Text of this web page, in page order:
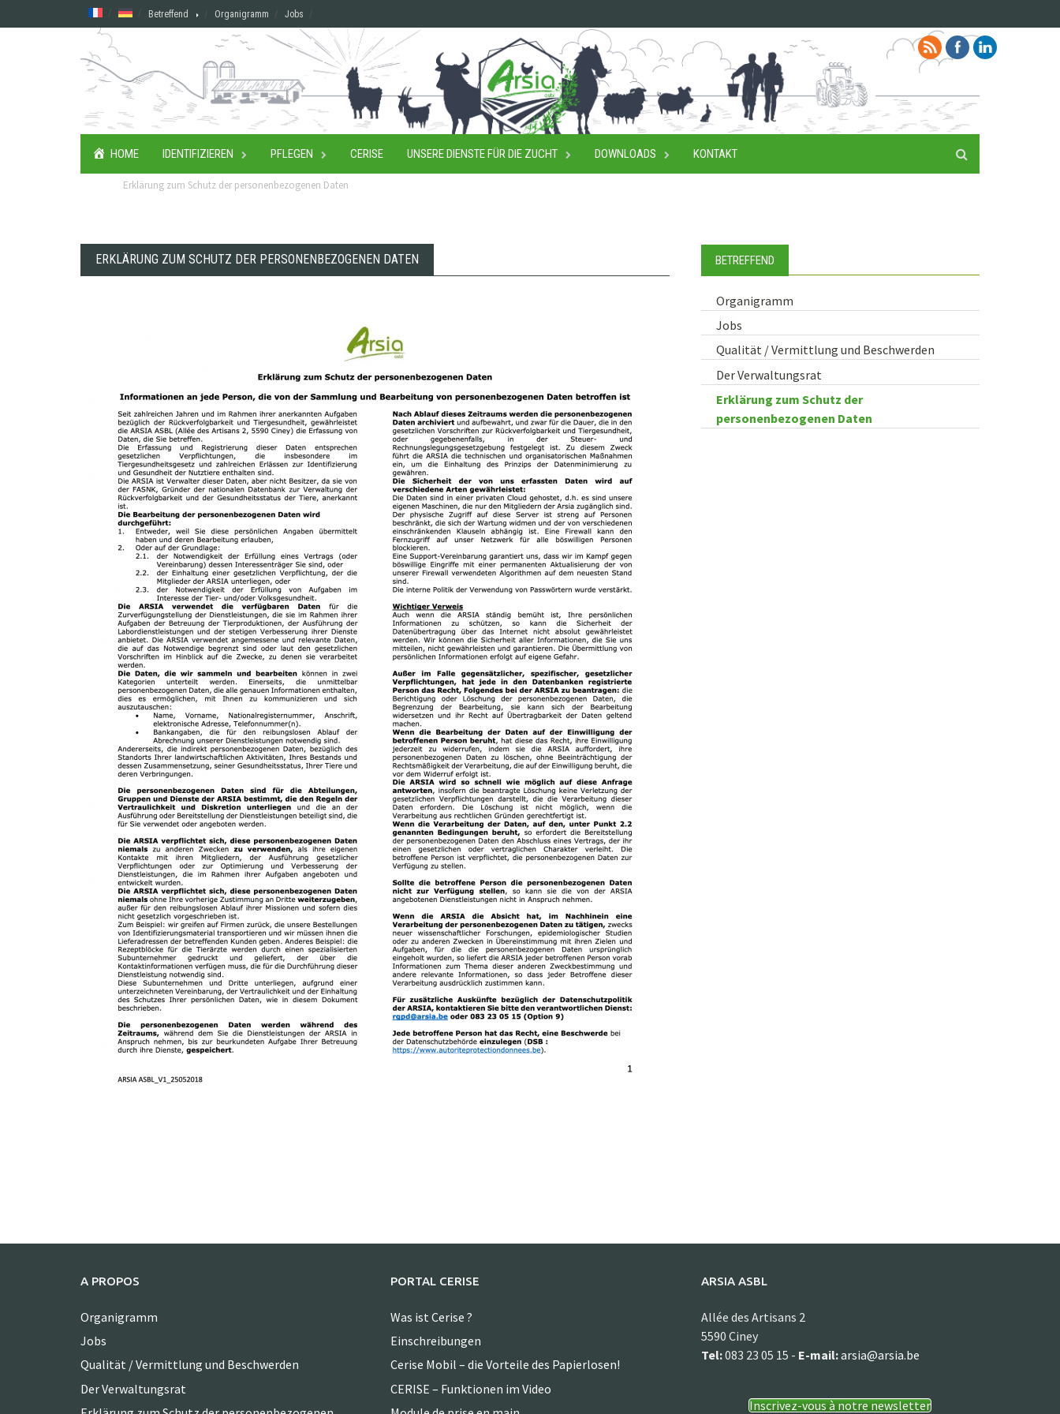
to
Betreffend Organigramm Jobs
HOME IDENTIFIZIEREN PFLEGEN CERISE UNSERE DIENSTE FÜR DIE ZUCHT DOWNLOADS KONTAKT
Erklärung zum Schutz der personenbezogenen Daten
ERKLÄRUNG ZUM SCHUTZ DER PERSONENBEZOGENEN DATEN BETREFFEND
Organigramm
Jobs
Qualität / Vermittlung und Beschwerden
Der Verwaltungsrat
Erklärung zum Schutz der
personenbezogenen Daten
A PROPOS
Organigramm
Jobs
Qualität / Vermittlung und Beschwerden
Der Verwaltungsrat
PORTAL CERISE
Was ist Cerise ?
Einschreibungen
Cerise Mobil – die Vorteile des Papierlosen!
CERISE – Funktionen im Video
ARSIA ASBL
Allée des Artisans 2
5590 Ciney
Tel:083 23 05 15 - E-mail:arsia@arsia.be
Inscrivez-vous à notre newsletter